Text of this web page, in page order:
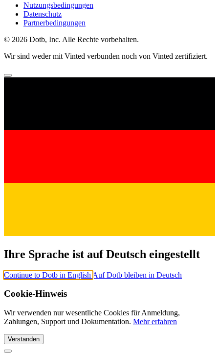
Nutzungsbedingungen
Datenschutz
Partnerbedingungen
© 2026 Dotb, Inc. Alle Rechte vorbehalten.
Wir sind weder mit Vinted verbunden noch von Vinted zertifiziert.
Ihre Sprache ist auf Deutsch eingestellt
Continue to Dotb in English Auf Dotb bleiben in Deutsch
Cookie-Hinweis
Wir verwenden nur wesentliche Cookies für Anmeldung,
Zahlungen, Support und Dokumentation. Mehr erfahren
Verstanden